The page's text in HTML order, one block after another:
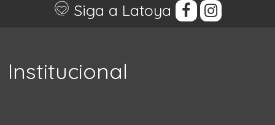
Siga a Latoya
Institucional